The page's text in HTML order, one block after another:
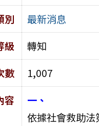
別
最新消息
級
轉知
數
1,007
容
一、
依據社會救助法